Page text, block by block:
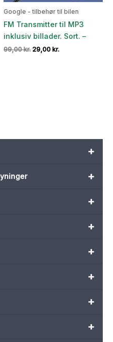
+
+
+
+
+
+
+
+
Google - tilbehør til bilen
FM Transmitter til MP3
inklusiv billader. Sort. –
99,00kr. Den
29,00 kr.Den